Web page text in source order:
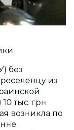
без
из
тыс. грн
возникла по